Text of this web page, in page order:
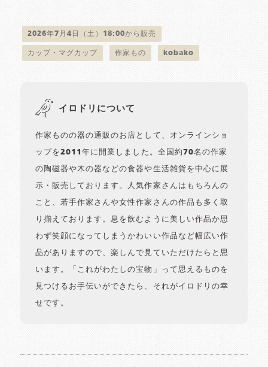
2026年7月4日（土）18:00から販売
カップ・マグカップ 作家もの kobako
イロドリについて
作家ものの器の通販のお店として、オンラインショ
ップを2011年に開業しました。全国約70名の作家
の陶磁器や木の器などの食器や生活雑貨を中心に展
示・販売しております。人気作家さんはもちろんの
こと、若手作家さんや女性作家さんの作品も多く取
り揃えております。息を飲むように美しい作品か思
わず笑顔になってしまうかわいい作品など幅広い作
品がありますので、楽しんで見ていただけたらと思
います。「これがわたしの宝物」って思えるものを
見つけるお手伝いができたら、それがイロドリの幸
せです。